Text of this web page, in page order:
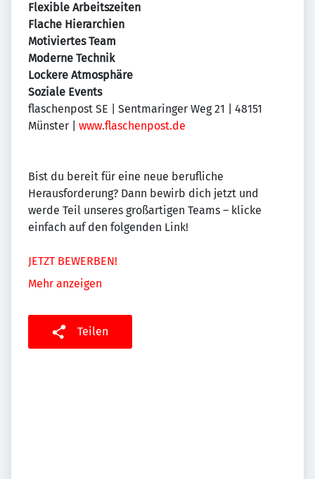
Flexible Arbeitszeiten
Flache Hierarchien
Motiviertes Team
Moderne Technik
Lockere Atmosphäre
Soziale Events
flaschenpost SE | Sentmaringer Weg 21 | 48151
Münster | www.flaschenpost.de
Bist du bereit für eine neue berufliche
Herausforderung? Dann bewirb dich jetzt und
werde Teil unseres großartigen Teams – klicke
einfach auf den folgenden Link!
JETZT BEWERBEN!
Mehr anzeigen
Teilen